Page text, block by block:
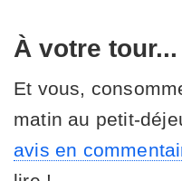
À votre tour...
Et vous,
matin au petit-
avis en